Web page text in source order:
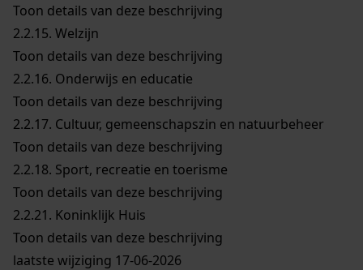
Toon details van deze beschrijving
2.2.15. Welzijn
Toon details van deze beschrijving
2.2.16. Onderwijs en educatie
Toon details van deze beschrijving
2.2.17. Cultuur, gemeenschapszin en natuurbeheer
Toon details van deze beschrijving
2.2.18. Sport, recreatie en toerisme
Toon details van deze beschrijving
2.2.21. Koninklijk Huis
Toon details van deze beschrijving
laatste wijziging 17-06-2026